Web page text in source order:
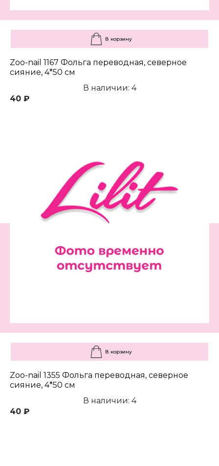
В корзину
Zoo-nail 1167 Фольга переводная, северное
сияние, 4*50 см
В наличии: 4
40 ₽
В корзину
Zoo-nail 1355 Фольга переводная, северное
сияние, 4*50 см
В наличии: 4
40 ₽